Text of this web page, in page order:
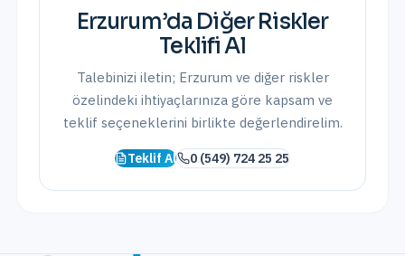
Erzurum’da Diğer Riskler
Teklifi Al
Talebinizi iletin; Erzurum ve diğer riskler
özelindeki ihtiyaçlarınıza göre kapsam ve
teklif seçeneklerini birlikte değerlendirelim.
Teklif Al 0 (549) 724 25 25